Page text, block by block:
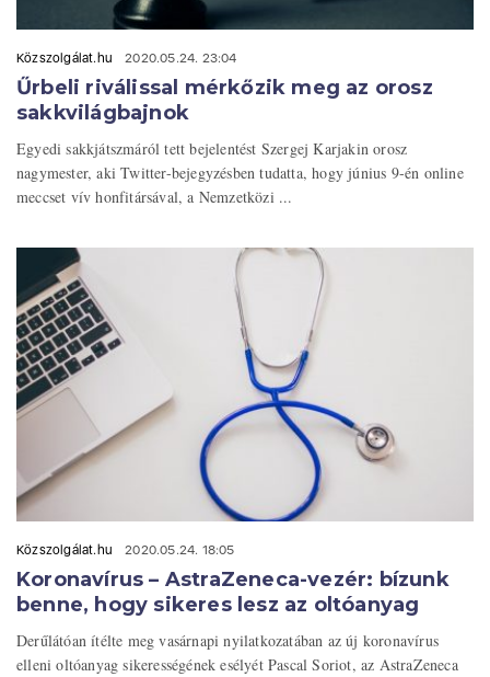
Közszolgálat.hu 2020.05.24. 23:04
Űrbeli riválissal mérkőzik meg az orosz
sakkvilágbajnok
Egyedi sakkjátszmáról tett bejelentést Szergej Karjakin orosz
nagymester, aki Twitter-bejegyzésben tudatta, hogy június 9-én online
meccset vív honfitársával, a Nemzetközi ...
Közszolgálat.hu 2020.05.24. 18:05
Koronavírus – AstraZeneca-vezér: bízunk
benne, hogy sikeres lesz az oltóanyag
Derűlátóan ítélte meg vasárnapi nyilatkozatában az új koronavírus
elleni oltóanyag sikerességének esélyét Pascal Soriot, az AstraZeneca